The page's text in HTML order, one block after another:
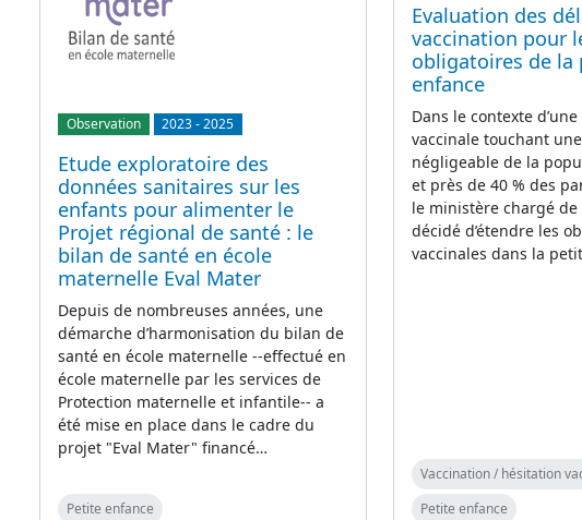
Observation 2023-2025
Etude exploratoire des
données sanitaires sur les
enfants pour alimenter le
Projet régional de santé : le
bilan de santé en école
maternelle Eval Mater
Depuis de nombreuses années, une
démarche d’harmonisation du bilan de
santé en école maternelle --effectué en
école maternelle par les services de
Protection maternelle et infantile-- a
été mise en place dans le cadre du
projet "Eval Mater" financé…
Petite enfance
Evaluation des
vaccination pour
obligatoires de la
enfance
Dans le contexte
vaccinale touchant
négligeable de la
et près de 40 % des
le ministère chargé de
décidé d’étendre les
vaccinales dans la
Vaccination / hésitation
Petite enfance